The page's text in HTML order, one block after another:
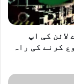
کی اپ
کرنے کی راہ